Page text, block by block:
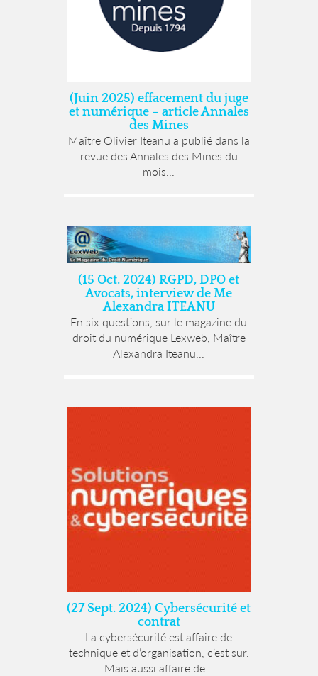
(Juin 2025) effacement du juge
et numérique – article Annales
des Mines
Maître Olivier Iteanu a publié dans la
revue des Annales des Mines du
mois...
(15 Oct. 2024) RGPD, DPO et
Avocats, interview de Me
Alexandra ITEANU
En six questions, sur le magazine du
droit du numérique Lexweb, Maître
Alexandra Iteanu...
(27 Sept. 2024) Cybersécurité et
contrat
La cybersécurité est affaire de
technique et d’organisation, c’est sur.
Mais aussi affaire de...